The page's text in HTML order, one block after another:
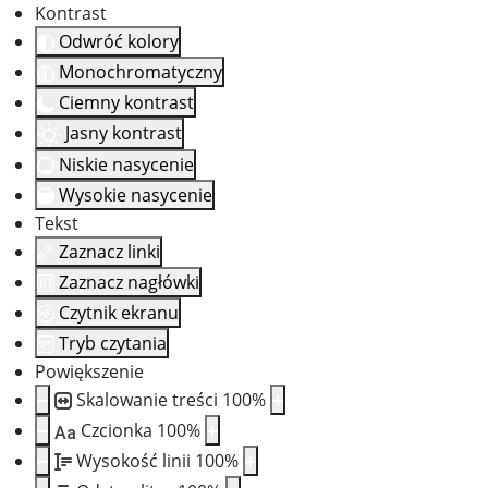
Kontrast
Odwróć kolory
Monochromatyczny
Ciemny kontrast
Jasny kontrast
Niskie nasycenie
Wysokie nasycenie
Tekst
Zaznacz linki
Zaznacz nagłówki
Czytnik ekranu
Tryb czytania
Powiększenie
Skalowanie treści 100%
Aa Czcionka 100%
Wysokość linii 100%